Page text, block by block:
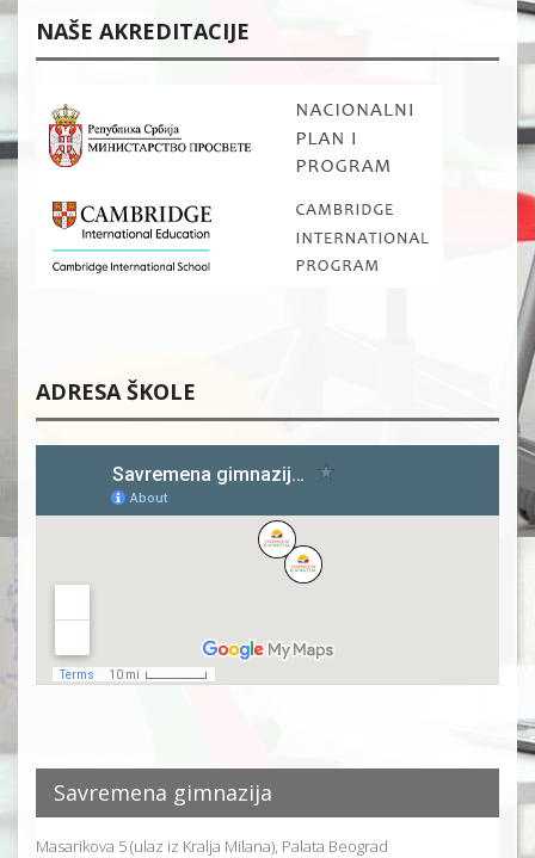
NAŠE AKREDITACIJE
ADRESA ŠKOLE
Savremena gimnazija
Masarikova 5 (ulaz iz Kralja Milana), Palata Beograd